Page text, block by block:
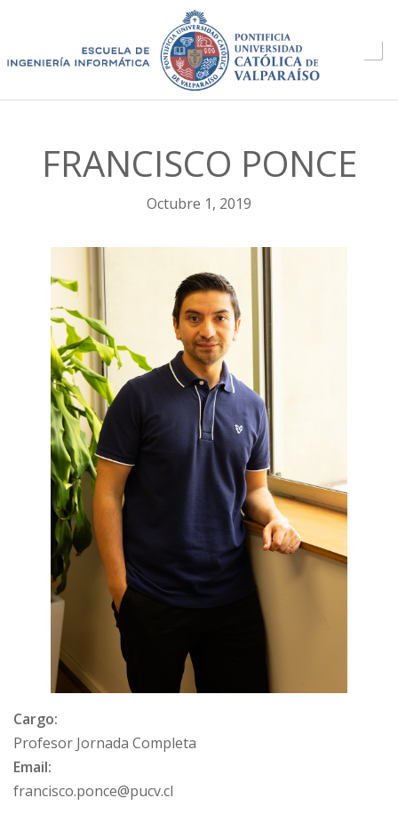
FRANCISCO PONCE
Octubre 1, 2019
Cargo:
Profesor Jornada Completa
Email:
francisco.ponce@pucv.cl